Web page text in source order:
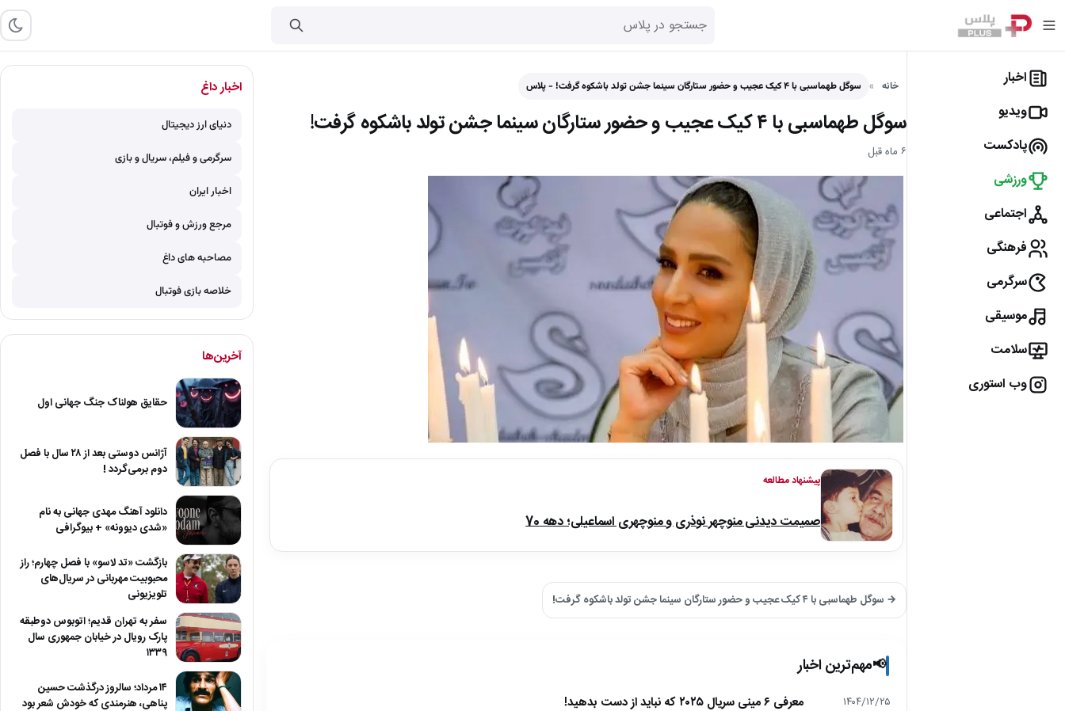
اخبار
ویدیو
پادکست
ورزشی
اجتماعی
فرهنگی
سرگرمی
موسیقی
سلامت
وب استوری
خانه سوگل طهماسبی با ۴ کیک عجیب و حضور ستارگان سینما جشن تولد باشکوه گرفت! - پلاس
سوگل طهماسبی با ۴ کیک عجیب و حضور ستارگان سینما جشن تولد باشکوه گرفت!
۶ ماه قبل
پیشنهاد مطالعه
صمیمت دیدنی منوچهر نوذری و منوچهری اسماعیلی؛ دهه 70
→ سوگل طهماسبی با ۴ کیک عجیب و حضور ستارگان سینما جشن تولد باشکوه گرفت!
📢مهم‌ترین اخبار
۱۴۰۴/۱۲/۲۵ معرفی ۶ مینی سریال ۲۰۲۵ که نباید از دست بدهید!
اخبار داغ
دنیای ارز دیجیتال
سرگرمی و فیلم، سریال و بازی
اخبار ایران
مرجع ورزش و فوتبال
مصاحبه های داغ
خلاصه بازی فوتبال
آخرین‌ها
حقایق هولناک جنگ جهانی اول
آژانس دوستی بعد از ۲۸ سال با فصل
دوم برمی‌گردد !
دانلود آهنگ مهدی جهانی به نام
«شدی دیوونه» + بیوگرافی
بازگشت «تد لاسو» با فصل چهارم؛ راز
محبوبیت مهربانی در سریال‌های
تلویزیونی
سفر به تهران قدیم؛ اتوبوس دوطبقه
پارک رویال در خیابان جمهوری سال
۱۳۳۹
۱۴ مرداد؛ سالروز درگذشت حسین
پناهی، هنرمندی که خودش شعر بود